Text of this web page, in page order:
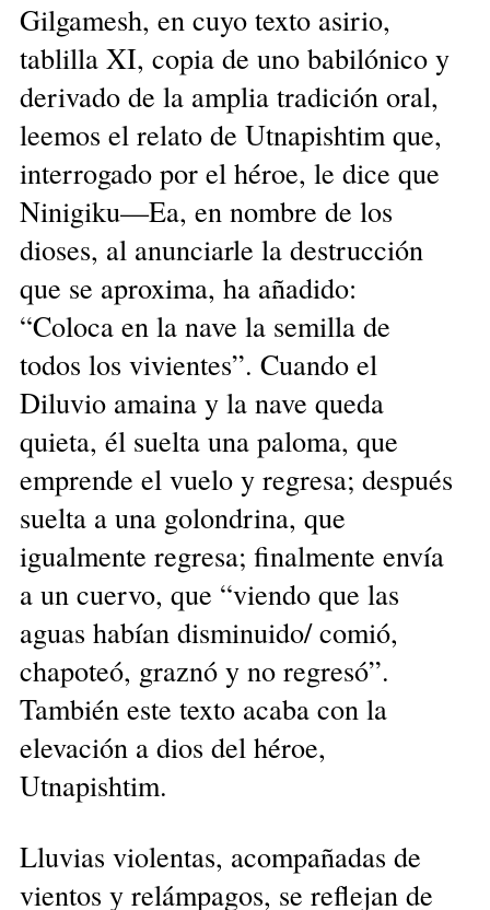
Gilgamesh, en cuyo texto asirio,
tablilla XI, copia de uno babilónico y
derivado de la amplia tradición oral,
leemos el relato de Utnapishtim que,
interrogado por el héroe, le dice que
Ninigiku—Ea, en nombre de los
dioses, al anunciarle la destrucción
que se aproxima, ha añadido:
“Coloca en la nave la semilla de
todos los vivientes”. Cuando el
Diluvio amaina y la nave queda
quieta, él suelta una paloma, que
emprende el vuelo y regresa; después
suelta a una golondrina, que
igualmente regresa; finalmente envía
a un cuervo, que “viendo que las
aguas habían disminuido/ comió,
chapoteó, graznó y no regresó”.
También este texto acaba con la
elevación a dios del héroe,
Utnapishtim.
Lluvias violentas, acompañadas de
vientos y relámpagos, se reflejan de